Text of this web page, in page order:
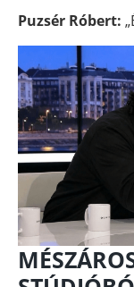
Puzsér Róbert: